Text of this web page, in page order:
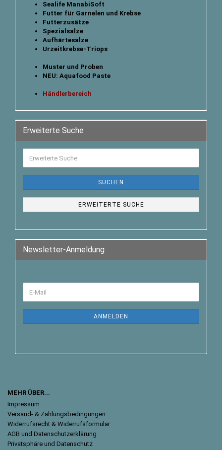
Sealife ManabiSoft
Futter für Garnelen und Krebse
Futterzusätze
Spezialsalze
Aufhärtesalze
Urzeitkrebse-Triops
Muster und Proben
NEU: Aquafood Paste
Händlerbereich
Erweiterte Suche
SUCHEN
ERWEITERTE SUCHE
Newsletter-Anmeldung
ANMELDEN
MEHR ÜBER...
Impressum
Versand- & Zahlungsbedingungen
Widerrufsrecht & Widerrufsformular
AGB und Datenschutzerklärung
Privatsphäre und Datenschutz